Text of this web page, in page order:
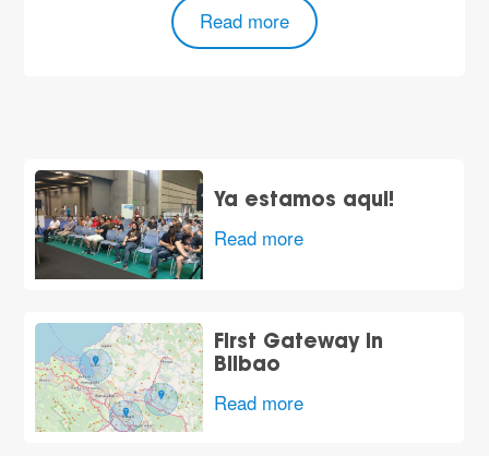
Read more
Ya estamos aqui!
Read more
First Gateway in
Bilbao
Read more